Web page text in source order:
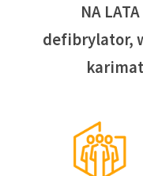
NA
defibrylator,